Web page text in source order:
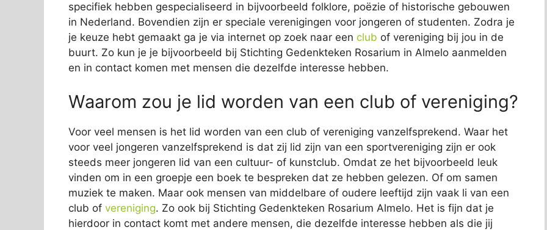
specifiek hebben gespecialiseerd in bijvoorbeeld folklore, poëzie of historische gebouwen
in Nederland. Bovendien zijn er speciale verenigingen voor jongeren of studenten. Zodra je
je keuze hebt gemaakt ga je via internet op zoek naar een club of vereniging bij jou in de
buurt. Zo kun je je bijvoorbeeld bij Stichting Gedenkteken Rosarium in Almelo aanmelden
en in contact komen met mensen die dezelfde interesse hebben.
Waarom zou je lid worden van een club of vereniging?
Voor veel mensen is het lid worden van een club of vereniging vanzelfsprekend. Waar het
voor veel jongeren vanzelfsprekend is dat zij lid zijn van een sportvereniging zijn er ook
steeds meer jongeren lid van een cultuur- of kunstclub. Omdat ze het bijvoorbeeld leuk
vinden om in een groepje een boek te bespreken dat ze hebben gelezen. Of om samen
muziek te maken. Maar ook mensen van middelbare of oudere leeftijd zijn vaak li van een
club of vereniging. Zo ook bij Stichting Gedenkteken Rosarium Almelo. Het is fijn dat je
hierdoor in contact komt met andere mensen, die dezelfde interesse hebben als die jij